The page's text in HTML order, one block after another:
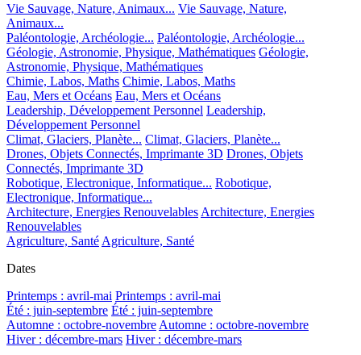
Vie Sauvage, Nature, Animaux... Vie Sauvage, Nature,
Animaux...
Paléontologie, Archéologie... Paléontologie, Archéologie...
Géologie, Astronomie, Physique, Mathématiques Géologie,
Astronomie, Physique, Mathématiques
Chimie, Labos, Maths Chimie, Labos, Maths
Eau, Mers et Océans Eau, Mers et Océans
Leadership, Développement Personnel Leadership,
Développement Personnel
Climat, Glaciers, Planète... Climat, Glaciers, Planète...
Drones, Objets Connectés, Imprimante 3D Drones, Objets
Connectés, Imprimante 3D
Robotique, Electronique, Informatique... Robotique,
Electronique, Informatique...
Architecture, Energies Renouvelables Architecture, Energies
Renouvelables
Agriculture, Santé Agriculture, Santé
Dates
Printemps : avril-mai Printemps : avril-mai
Été : juin-septembre Été : juin-septembre
Automne : octobre-novembre Automne : octobre-novembre
Hiver : décembre-mars Hiver : décembre-mars